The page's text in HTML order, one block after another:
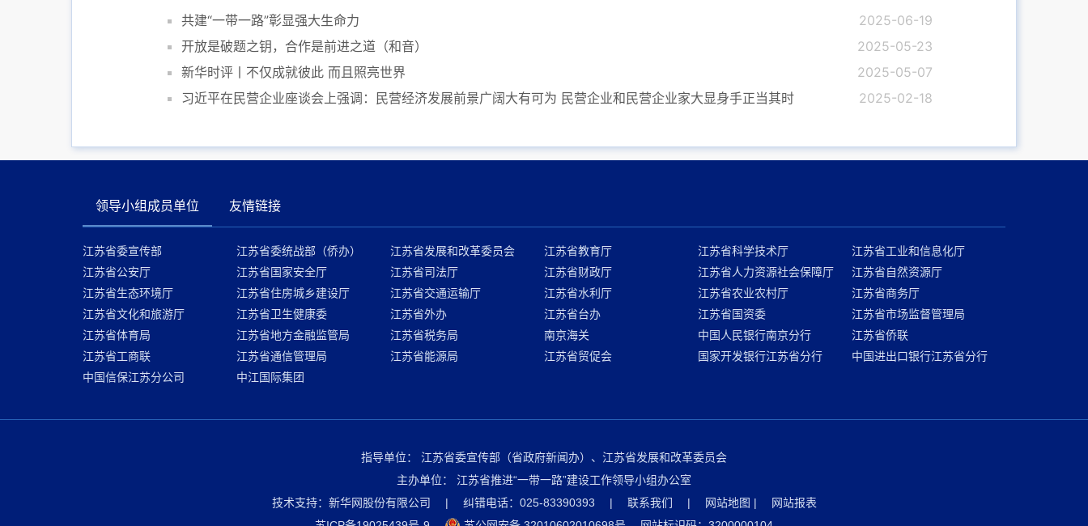
共建“一带一路”彰显强大生命力
2025-06-19
开放是破题之钥，合作是前进之道（和音）
2025-05-23
新华时评丨不仅成就彼此 而且照亮世界
2025-05-07
习近平在民营企业座谈会上强调：民营经济发展前景广阔大有可为 民营企业和民营企业家大显身手正当其时
2025-02-18
领导小组成员单位 友情链接
江苏省委宣传部 江苏省委统战部（侨办） 江苏省发展和改革委员会 江苏省教育厅 江苏省科学技术厅
江苏省工业和信息化厅
江苏省公安厅
江苏省国家安全厅 江苏省司法厅 江苏省财政厅 江苏省人力资源社会保障厅
江苏省自然资源厅
江苏省生态环境厅
江苏省住房城乡建设厅 江苏省交通运输厅 江苏省水利厅 江苏省农业农村厅
江苏省商务厅
江苏省文化和旅游厅
江苏省卫生健康委 江苏省外办 江苏省台办 江苏省国资委
江苏省市场监督管理局
江苏省体育局
江苏省地方金融监管局 江苏省税务局 南京海关 中国人民银行南京分行
江苏省侨联
江苏省工商联
江苏省通信管理局 江苏省能源局 江苏省贸促会 国家开发银行江苏省分行
中国进出口银行江苏省分行
中国信保江苏分公司
中江国际集团
指导单位：
江苏省委宣传部（省政府新闻办）、江苏省发展和改革委员会
主办单位：
江苏省推进“一带一路”建设工作领导小组办公室
技术支持：新华网股份有限公司
| 纠错电话：025-83390393 | 联系我们 | 网站地图 |
网站报表